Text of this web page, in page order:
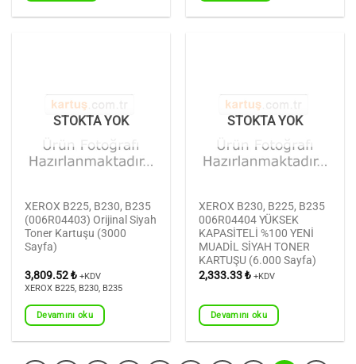
STOKTA YOK
XEROX B225, B230, B235
(006R04403) Orijinal Siyah
Toner Kartuşu (3000
Sayfa)
3,809.52₺ +KDV
XEROX B225, B230, B235
Devamını oku
STOKTA YOK
XEROX B230, B225, B235
006R04404 YÜKSEK
KAPASİTELİ %100 YENİ
MUADİL SİYAH TONER
KARTUŞU (6.000 Sayfa)
2,333.33₺ +KDV
Devamını oku